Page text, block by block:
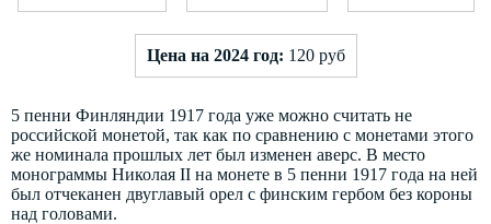
Цена на 2024 год: 120 руб
5 пенни Финляндии 1917 года уже можно считать не
российской монетой, так как по сравнению с монетами этого
же номинала прошлых лет был изменен аверс. В место
монограммы Николая II на монете в 5 пенни 1917 года на ней
был отчеканен двуглавый орел с финским гербом без короны
над головами.